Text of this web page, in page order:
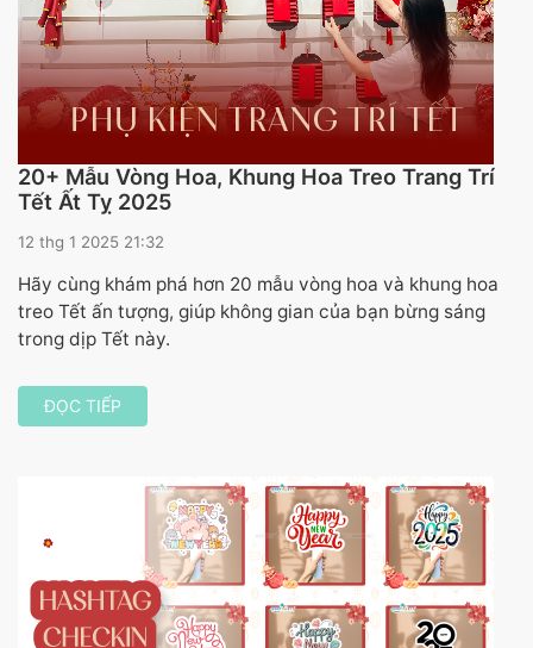
20+ Mẫu Vòng Hoa, Khung Hoa Treo Trang Trí
Tết Ất Tỵ 2025
12 thg 1 2025 21:32
Hãy cùng khám phá hơn 20 mẫu vòng hoa và khung hoa
treo Tết ấn tượng, giúp không gian của bạn bừng sáng
trong dịp Tết này.
ĐỌC TIẾP